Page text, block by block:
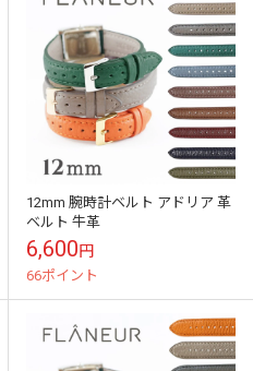
12mm 腕時計ベルト アドリア 革
ベルト 牛革
6,600円
66ポイント